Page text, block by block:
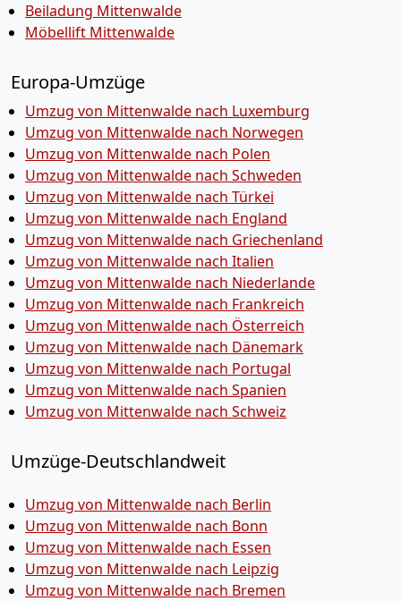
Beiladung Mittenwalde
Möbellift Mittenwalde
Europa-Umzüge
Umzug von Mittenwalde nach Luxemburg
Umzug von Mittenwalde nach Norwegen
Umzug von Mittenwalde nach Polen
Umzug von Mittenwalde nach Schweden
Umzug von Mittenwalde nach Türkei
Umzug von Mittenwalde nach England
Umzug von Mittenwalde nach Griechenland
Umzug von Mittenwalde nach Italien
Umzug von Mittenwalde nach Niederlande
Umzug von Mittenwalde nach Frankreich
Umzug von Mittenwalde nach Österreich
Umzug von Mittenwalde nach Dänemark
Umzug von Mittenwalde nach Portugal
Umzug von Mittenwalde nach Spanien
Umzug von Mittenwalde nach Schweiz
Umzüge-Deutschlandweit
Umzug von Mittenwalde nach Berlin
Umzug von Mittenwalde nach Bonn
Umzug von Mittenwalde nach Essen
Umzug von Mittenwalde nach Leipzig
Umzug von Mittenwalde nach Bremen